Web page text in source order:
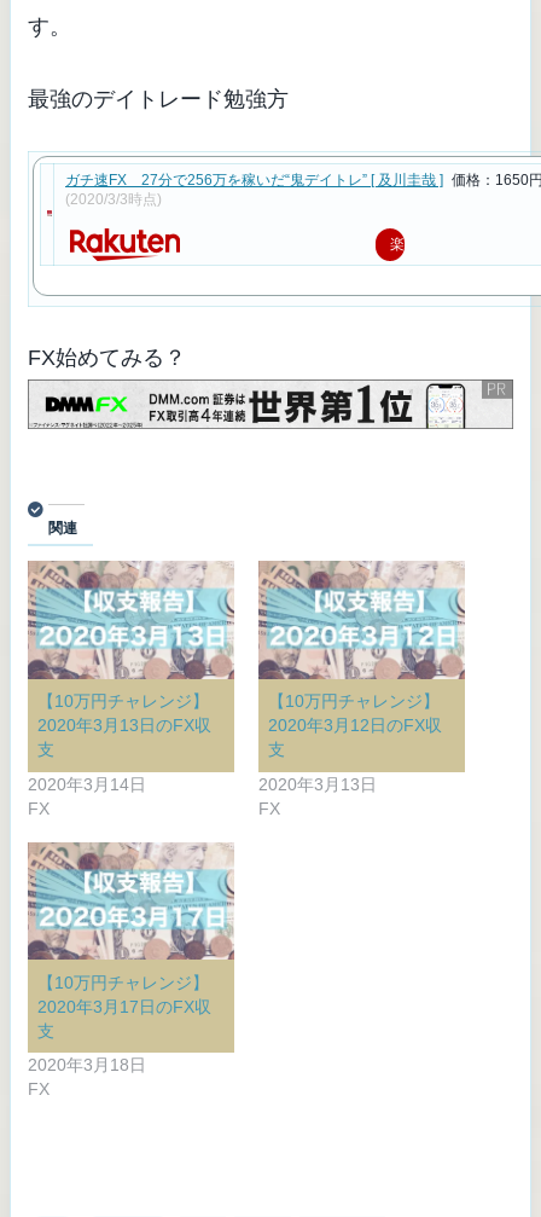
す。
最強のデイトレード勉強方
ガチ速FX 27分で256万を稼いだ“鬼デイトレ” [ 及川圭哉 ] 価格：1650
(2020/3/3時点)
楽
で
FX始めてみる？
関連
【10万円チャレンジ】
2020年3月13日のFX収
支
2020年3月14日
FX
【10万円チャレンジ】
2020年3月12日のFX収
支
2020年3月13日
FX
【10万円チャレンジ】
2020年3月17日のFX収
支
2020年3月18日
FX